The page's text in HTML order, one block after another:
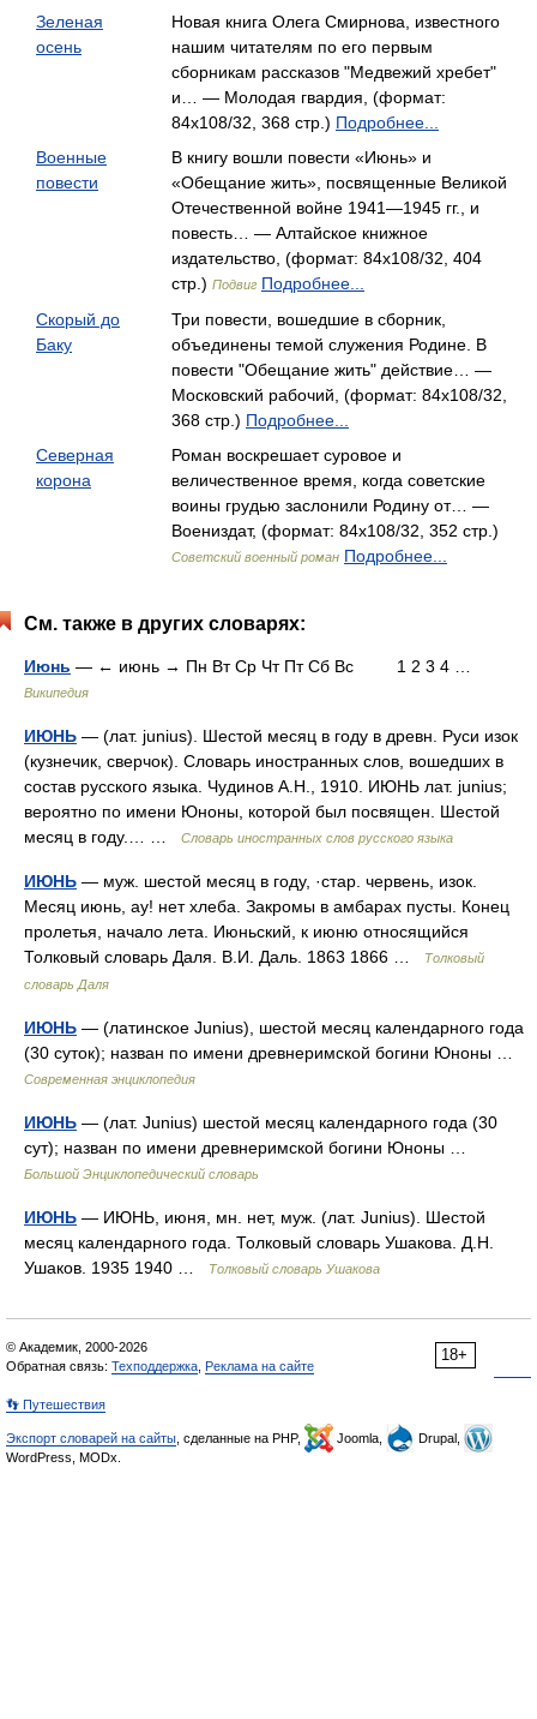
Зеленая
осень
Новая книга Олега Смирнова, известного
нашим читателям по его первым
сборникам рассказов "Медвежий хребет"
и… — Молодая гвардия, (формат:
84x108/32, 368 стр.) Подробнее...
Военные
повести
В книгу вошли повести «Июнь» и
«Обещание жить», посвященные Великой
Отечественной войне 1941—1945 гг., и
повесть… — Алтайское книжное
издательство, (формат: 84x108/32, 404
стр.) Подвиг Подробнее...
Скорый до
Баку
Три повести, вошедшие в сборник,
объединены темой служения Родине. В
повести "Обещание жить" действие… —
Московский рабочий, (формат: 84x108/32,
368 стр.) Подробнее...
Северная
корона
Роман воскрешает суровое и
величественное время, когда советские
воины грудью заслонили Родину от… —
Воениздат, (формат: 84x108/32, 352 стр.)
Советский военный роман Подробнее...
См. также в других словарях:
Июнь — ← июнь → Пн Вт Ср Чт Пт Сб Вс 1 2 3 4 …
Википедия
ИЮНЬ — (лат. junius). Шестой месяц в году в древн. Руси изок
(кузнечик, сверчок). Словарь иностранных слов, вошедших в
состав русского языка. Чудинов А.Н., 1910. ИЮНЬ лат. junius;
вероятно по имени Юноны, которой был посвящен. Шестой
месяц в году.… …
Словарь иностранных слов русского языка
ИЮНЬ — муж. шестой месяц в году, ·стар. червень, изок.
Месяц июнь, ау! нет хлеба. Закромы в амбарах пусты. Конец
пролетья, начало лета. Июньский, к июню относящийся
Толковый словарь Даля. В.И. Даль. 1863 1866 …
Толковый
словарь Даля
ИЮНЬ — (латинское Junius), шестой месяц календарного года
(30 суток); назван по имени древнеримской богини Юноны …
Современная энциклопедия
ИЮНЬ — (лат. Junius) шестой месяц календарного года (30
сут); назван по имени древнеримской богини Юноны …
Большой Энциклопедический словарь
ИЮНЬ — ИЮНЬ, июня, мн. нет, муж. (лат. Junius). Шестой
месяц календарного года. Толковый словарь Ушакова. Д.Н.
Ушаков. 1935 1940 …
Толковый словарь Ушакова
18+
© Академик, 2000-2026
Обратная связь: Техподдержка Реклама на сайте
👣 Путешествия
Экспорт словарей на сайты , сделанные на PHP, Joomla,
Drupal,
WordPress, MODx.